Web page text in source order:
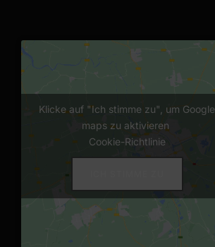
Klicke auf "Ich stimme zu", um Google
maps zu aktivieren
Cookie-Richtlinie